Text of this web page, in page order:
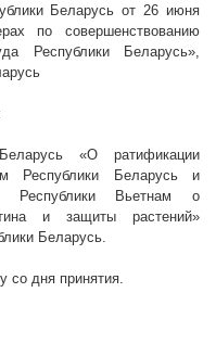
Беларусь от 26 июня
по совершенствованию
Республики Беларусь»,
«О ратификации
Республики Беларусь и
Республики Вьетнам о
и защиты растений»
Беларусь.
со дня принятия.